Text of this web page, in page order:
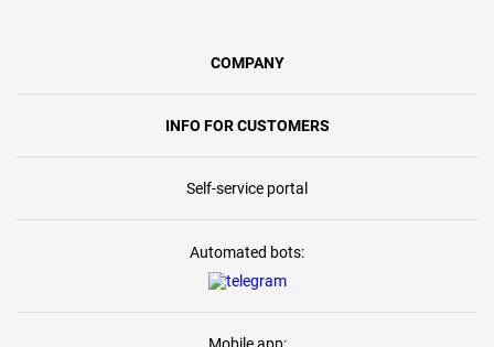
COMPANY
INFO FOR CUSTOMERS
Self-service portal
Automated bots: